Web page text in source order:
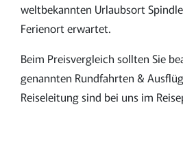
weltbekannten Urlaubsort
Ferienort erwartet.
Beim Preisvergleich sollten Sie
genannten Rundfahrten &
Reiseleitung sind bei uns im